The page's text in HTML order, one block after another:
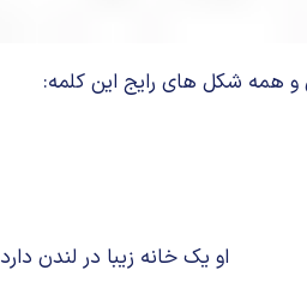
او یک خانه زیبا در لندن دارد